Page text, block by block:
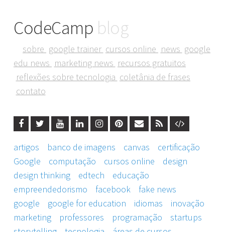
CodeCamp blog
sobre google trainer cursos online news google
edu news marketing news recursos gratuitos
reflexões sobre tecnologia coletânia de frases
contato
artigos banco de imagens canvas
certificação
Google
computação cursos online
design
design thinking
edtech
educação
empreendedorismo
facebook
fake news
google
google for education idiomas
inovação
marketing
professores programação
startups